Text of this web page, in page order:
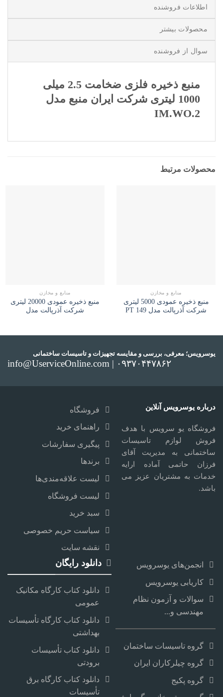
اطلاعات فروشنده
محصولات بیشتر
سوال از فروشنده
منبع ذخیره فلزی ضخامت 2.5 میلی
1000 لیتری شرکت ایران منبع مدل
IM.WO.2
محصولات مرتبط
منابع و مخازن
منبع ذخیره عمودی 5000 لیتری
شرکت آذرپالت مدل PT 149
منابع و مخازن
منبع ذخیره عمودی 20000 لیتری
شرکت آذرپالت مدل
یوسرویس؛ معرفی، بررسی و مقایسه تجهیزات و تاسیسات ساختمانی
info@UserviceOnline.com | ۰۹۳۷۰۴۴۷۸۶۲
درباره یوسرویس آنلاین
فروشگاه یو سرویس با هدف
فروش لوازم تاسیسات
ساختمانی به مدیریت آقای
فرزان حاتمی آماده ارایه
خدمات به مشتریان عزیز می
باشد.
فروشگاه
راهنمای خرید
پیگیری سفارشات
برندها
لیست علاقه‌مندی‌ها
لیست فروشگاه
سبد خرید
سیاست حریم خصوصی
نقشه سایت
انجمن‌های یوسرویس
کاریابی یوسرویس
سوالات و آزمون نظام
مهندسی و...
گروه تاسیسات ساختمان
گروه چیلرکاران ایران
گروه پکیج
دانلود رایگان
دانلود کتاب کارگاه مکانیک
عمومی
دانلود کتاب کارگاه تأسیسات
بهداشتی
دانلود کتاب تأسیسات
برودتی
دانلود کتاب کارگاه برق
تأسیسات